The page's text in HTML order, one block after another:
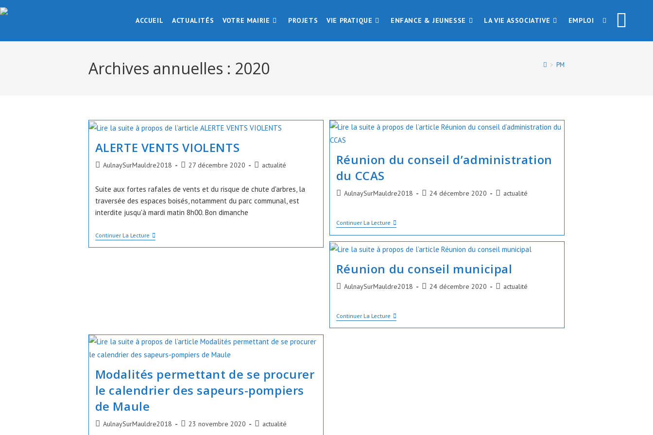
Skip
to
ACCUEIL ACTUALITÉS VOTRE MAIRIE PROJETS VIE PRATIQUE ENFANCE & JEUNESSE LA VIE ASSOCIATIVE EMPLOI TOGGLE
Archives annuelles : 2020 > PM
ALERTE VENTS VIOLENTS
Auteur/autrice
la
AulnaySurMauldre2018
Publication
27 décembre 2020
Postactualité
Suite aux fortes rafales de vents et du risque de chute d'arbres, la
traversée des espaces boisés, notamment du parc communal, est
interdite jusqu'à mardi matin 8h00. Bon dimanche
Continuer La LectureALERTE
VENTS
Réunion du conseil d’administration
du CCAS
Auteur/autrice
publication :
AulnaySurMauldre2018
Publication
24 décembre 2020
Postactualité
Continuer La LectureRéunion
Du
Conseil
D’administration
Du
Réunion du conseil municipal
Auteur/autrice
publication :
AulnaySurMauldre2018
Publication
24 décembre 2020
Postactualité
Continuer La LectureRéunion
Du
Modalités permettant de se procurer
le calendrier des sapeurs-pompiers
de Maule
Auteur/autrice
AulnaySurMauldre2018
Publication
23 novembre 2020
Postactualité